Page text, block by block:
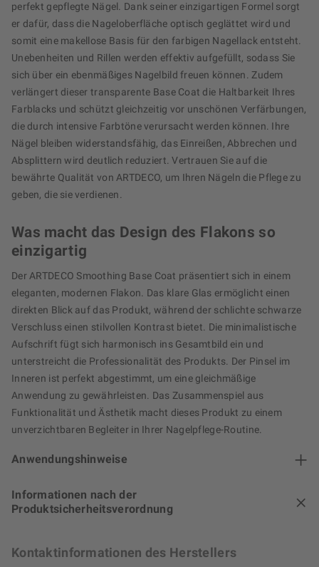
perfekt gepflegte Nägel. Dank seiner einzigartigen Formel sorgt
er dafür, dass die Nageloberfläche optisch geglättet wird und
somit eine makellose Basis für den farbigen Nagellack entsteht.
Unebenheiten und Rillen werden effektiv aufgefüllt, sodass Sie
sich über ein ebenmäßiges Nagelbild freuen können. Zudem
verlängert dieser transparente Base Coat die Haltbarkeit Ihres
Farblacks und schützt gleichzeitig vor unschönen Verfärbungen,
die durch intensive Farbtöne verursacht werden können. Ihre
Nägel bleiben widerstandsfähig, das Einreißen, Abbrechen und
Absplittern wird deutlich reduziert. Vertrauen Sie auf die
bewährte Qualität von ARTDECO, um Ihren Nägeln die Pflege zu
geben, die sie verdienen.
Was macht das Design des Flakons so
einzigartig
Der ARTDECO Smoothing Base Coat präsentiert sich in einem
eleganten, modernen Flakon. Das klare Glas ermöglicht einen
direkten Blick auf das Produkt, während der schlichte schwarze
Verschluss einen stilvollen Kontrast bietet. Die minimalistische
Aufschrift fügt sich harmonisch ins Gesamtbild ein und
unterstreicht die Professionalität des Produkts. Der Pinsel im
Inneren ist perfekt abgestimmt, um eine gleichmäßige
Anwendung zu gewährleisten. Das Zusammenspiel aus
Funktionalität und Ästhetik macht dieses Produkt zu einem
unverzichtbaren Begleiter in Ihrer Nagelpflege-Routine.
Anwendungshinweise
Informationen nach der
Produktsicherheitsverordnung
Kontaktinformationen des Herstellers